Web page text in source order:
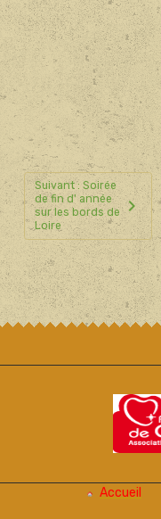
Suivant : Soirée
de fin d' année
sur les bords de
Loire
Accueil